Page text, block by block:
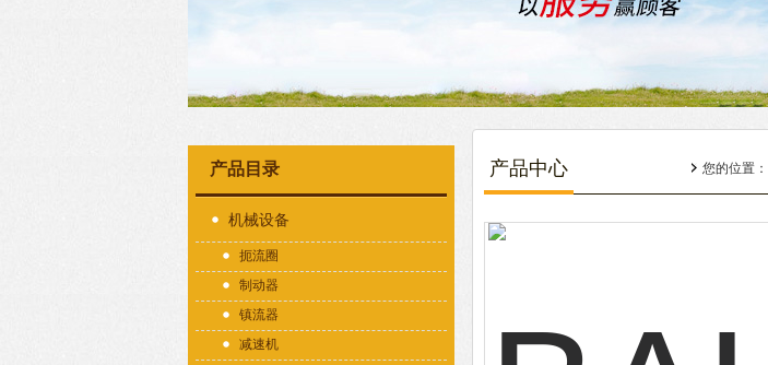
产品目录
机械设备
扼流圈
制动器
镇流器
减速机
产品中心 您的位置：